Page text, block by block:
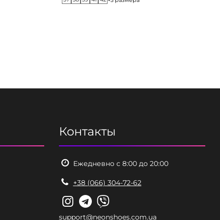
Контакты
Ежедневно с 8:00 до 20:00
+38 (066) 304-72-62
support@neonshoes.com.ua